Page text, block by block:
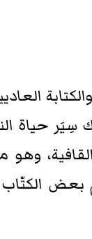
والكتابة
سِيَر حياة
الكتّاب